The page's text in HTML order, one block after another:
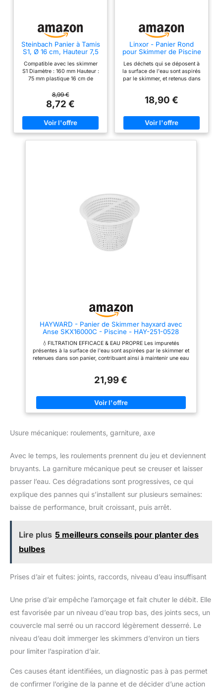
Steinbach Panier à Tamis
S1, Ø 16 cm, Hauteur 7,5
060903, Blanc
Compatible avec les skimmer
S1 Diamètre : 160 mm Hauteur :
75 mm plastique 16 cm de
8,99 €
8,72 €
Linxor - Panier Rond
pour Skimmer de Piscine
Les déchets qui se déposent à
la surface de l'eau sont aspirés
par le skimmer, et retenus dans
skimmer pour un bon entretien
celui-ci peut s'abîmer voir
même se casser, grâce à notre
panier de skimmer pour
lundi au vendredi de 9h00 à
12h00 et de 14h00 à 17h30. La
garantie est de 12 mois.
18,90 €
HAYWARD - Panier de Skimmer hayxard avec
Anse SKX16000C - Piscine - HAY-251-0528
💧FILTRATION EFFICACE & EAU PROPRE Les impuretés
présentes à la surface de l'eau sont aspirées par le skimmer et
retenues dans son panier, contribuant ainsi à maintenir une eau
régulièrement ce panier. 🔄REMPLACEMENT SIMPLE &
remplacement SKX16000C est la solution idéale pour restaurer
rapidement l'efficacité de votre système de filtration. Pratique
et économique, il permet de maintenir les performances de
compatible avec les skimmers Hayward Cofies, Premium,
diamètre inférieur : 12 cm, hauteur : 13,5 cm, largeur du rebord :
bassin, pour un rendu propre et harmonieux. Robuste et facile
à installer, ce panier de skimmer de remplacement est un
élément indispensable pour préserver la qualité de votre eau et
assurer le bon fonctionnement de votre filtration, jour après
jour. 🥇 SOCIÉTÉ FRANÇAISE Notre ambition est de répondre à
vos besoins au quotidien en vous offrant des gammes toujours
21,99 €
Usure mécanique: roulements, garniture, axe
Avec le temps, les roulements prennent du jeu et deviennent
bruyants. La garniture mécanique peut se creuser et laisser
passer l’eau. Ces dégradations sont progressives, ce qui
explique des pannes qui s’installent sur plusieurs semaines:
baisse de performance, bruit croissant, puis arrêt.
Lire plus 5 meilleurs conseils pour planter des
bulbes
Prises d’air et fuites: joints, raccords, niveau d’eau insuffisant
Une prise d’air empêche l’amorçage et fait chuter le débit. Elle
est favorisée par un niveau d’eau trop bas, des joints secs, un
couvercle mal serré ou un raccord légèrement desserré. Le
niveau d’eau doit immerger les skimmers d’environ un tiers
pour limiter l’aspiration d’air.
Ces causes étant identifiées, un diagnostic pas à pas permet
de confirmer l’origine de la panne et de décider d’une action